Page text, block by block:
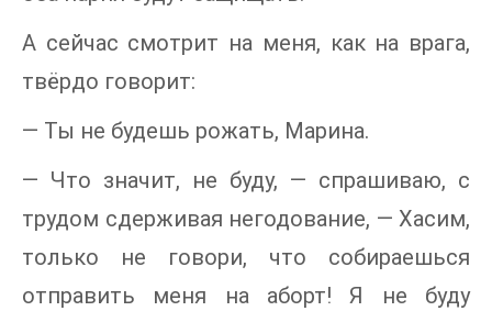
А сейчас смотрит на меня, как на врага,
твёрдо говорит:
— Ты не будешь рожать, Марина.
— Что значит, не буду, — спрашиваю, с
трудом сдерживая негодование, — Хасим,
только не говори, что собираешься
отправить меня на аборт! Я не буду